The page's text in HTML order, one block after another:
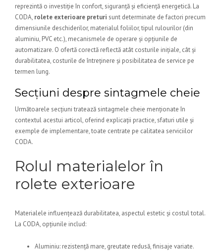
reprezintă o investiție în confort, siguranță și eficiență energetică. La
CODA, rolete exterioare preturi sunt determinate de factori precum
dimensiunile deschiderilor, materialul foliilor, tipul rulourilor (din
aluminiu, PVC etc.), mecanismele de operare și opțiunile de
automatizare. O ofertă corectă reflectă atât costurile inițiale, cât și
durabilitatea, costurile de întreținere și posibilitatea de service pe
termen lung.
Secțiuni despre sintagmele cheie
Următoarele secțiuni tratează sintagmele cheie menționate în
contextul acestui articol, oferind explicații practice, sfaturi utile și
exemple de implementare, toate centrate pe calitatea serviciilor
CODA.
Rolul materialelor în
rolete exterioare
Materialele influențează durabilitatea, aspectul estetic și costul total.
La CODA, opțiunile includ:
Aluminiu: rezistență mare, greutate redusă, finisaje variate.